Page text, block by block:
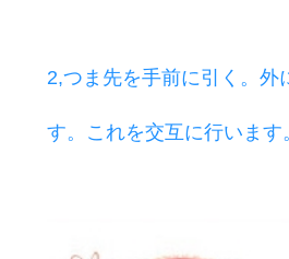
2,つま先を手前に引く。外
す。これを交互に行います